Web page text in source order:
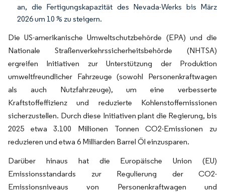
an, die Fertigungskapazität des Nevada-Werks bis März
2026 um 10 % zu steigern.
Die US-amerikanische Umweltschutzbehörde (EPA) und die
Nationale Straßenverkehrssicherheitsbehörde (NHTSA)
ergreifen Initiativen zur Unterstützung der Produktion
umweltfreundlicher Fahrzeuge (sowohl Personenkraftwagen
als auch Nutzfahrzeuge), um eine verbesserte
Kraftstoffeffizienz und reduzierte Kohlenstoffemissionen
sicherzustellen. Durch diese Initiativen plant die Regierung, bis
2025 etwa 3.100 Millionen Tonnen CO2-Emissionen zu
reduzieren und etwa 6 Milliarden Barrel Öl einzusparen.
Darüber hinaus hat die Europäische Union (EU)
Emissionsstandards zur Regulierung der CO2-
Emissionsniveaus von Personenkraftwagen und